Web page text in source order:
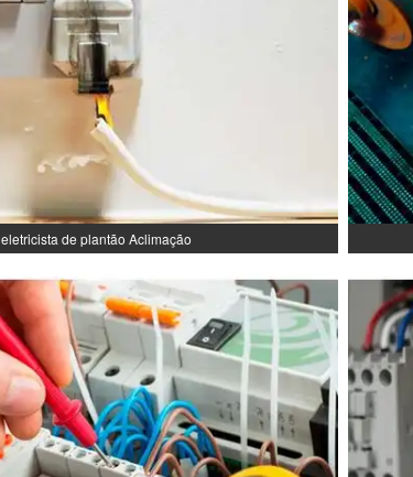
eletricista de plantão Aclimação